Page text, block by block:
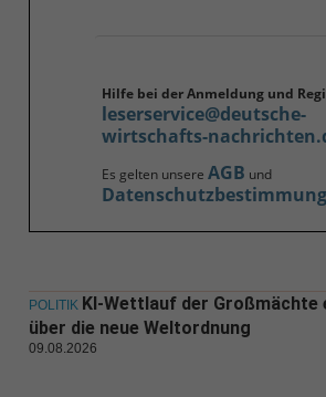
Hilfe bei der Anmeldung und
leserservice@deutsche-
wirtschafts-
Es gelten unsere AGB und
POLITIK KI-Wettlauf der Großmächte
über die neue Weltordnung
09.08.2026